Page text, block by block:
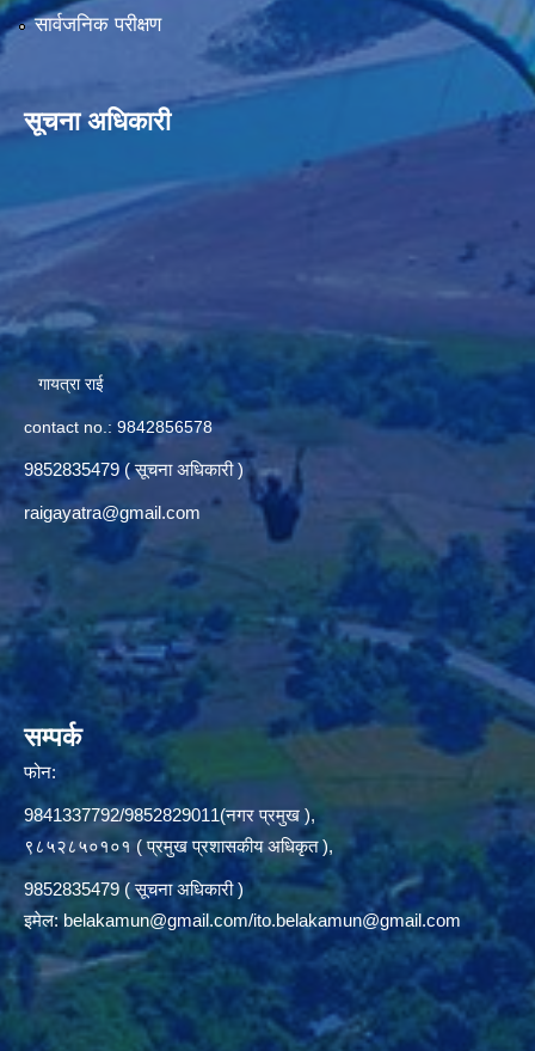
सार्वजनिक परीक्षण
सूचना अधिकारी
गायत्रा राई
contact no.: 9842856578
9852835479 ( सूचना अधिकारी )
raigayatra@gmail.com
सम्पर्क
फोन:
9841337792/9852829011(नगर प्रमुख ),
९८५२८५०१०१ ( प्रमुख प्रशासकीय अधिकृत ),
9852835479 ( सूचना अधिकारी )
इमेल:belakamun@gmail.com/ito.belakamun@gmail.com